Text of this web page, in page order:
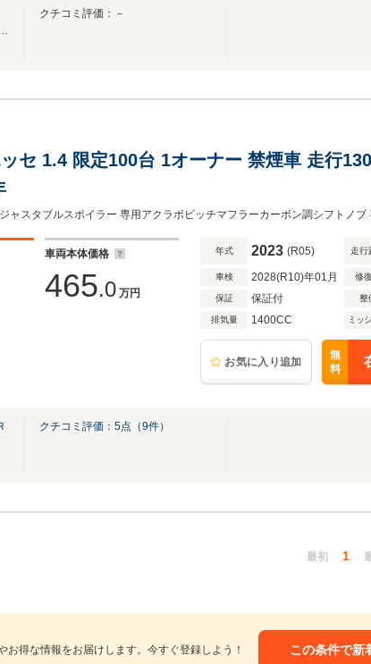
正規輸入車ディーラー（シティライトグループ）
クチコミ評価：－
セ 1.4 限定100台 1オーナー 禁煙車 走行
車両本体価格
465.0 万円
年式 2023 (R05) 走行
車検 2028(R10)年01月 修
保証 保証付 整
排気量 1400CC ミッ
お気に入り追加
無
料
クチコミ評価： 5点（9件）
最初 1
お得な情報をお届けします。今すぐ登録しよう！ この条件で新